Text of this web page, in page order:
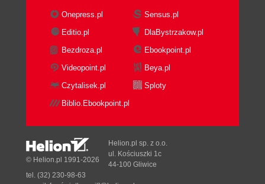
Onepress.pl
Sensus.pl
Editio.pl
DlaBystrzakow.pl
Bezdroza.pl
Ebookpoint.pl
Videopoint.pl
Beya.pl
Czytalisek.pl
Sploty
Biblio.Ebookpoint.pl
© Helion.pl 1991-2026
Helion.pl sp. z o.o.
ul. Kościuszki 1c
44-100 Gliwice
tel. (32) 230-98-63